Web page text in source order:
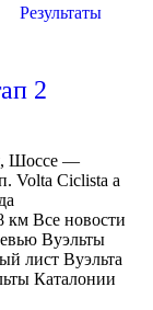
Результаты
2
Шоссе —
Volta Ciclista a
Все новости
Вуэльты
лист Вуэльта
Каталонии